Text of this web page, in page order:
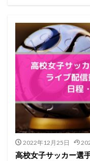
2022年12月25日
高校女子サッカー選